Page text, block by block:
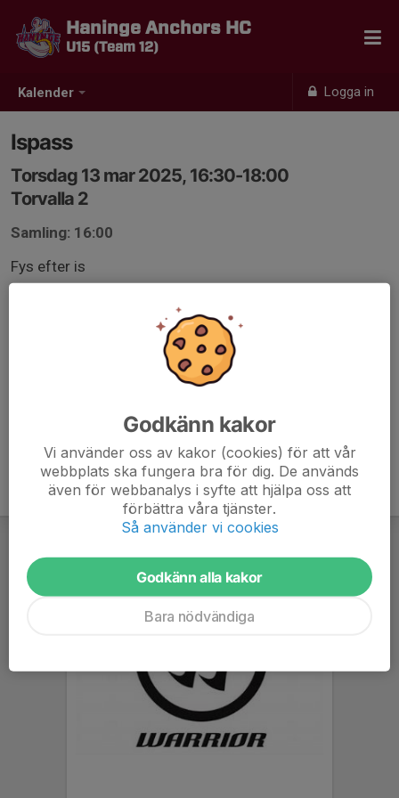
Kalender Logga in
Haninge Anchors HC
U15 (Team 12)
Ispass
Torsdag 13 mar 2025, 16:30-18:00
Torvalla 2
Samling: 16:00
Fys efter is
Godkänn kakor
Vi använder oss av kakor (cookies) för att vår
webbplats ska fungera bra för dig. De används
även för webbanalys i syfte att hjälpa oss att
förbättra våra tjänster.
Så använder vi cookies
Godkänn alla kakor
Bara nödvändiga